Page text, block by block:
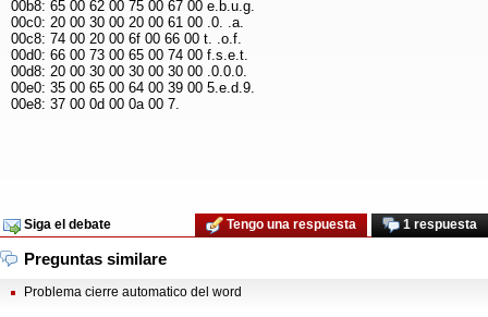
00b8: 65 00 62 00 75 00 67 00 e.b.u.g.
00c0: 20 00 30 00 20 00 61 00 .0. .a.
00c8: 74 00 20 00 6f 00 66 00 t. .o.f.
00d0: 66 00 73 00 65 00 74 00 f.s.e.t.
00d8: 20 00 30 00 30 00 30 00 .0.0.0.
00e0: 35 00 65 00 64 00 39 00 5.e.d.9.
00e8: 37 00 0d 00 0a 00 7.
Siga el debate 1 respuesta
Tengo una respuesta
Preguntas similare
Problema cierre automatico del word